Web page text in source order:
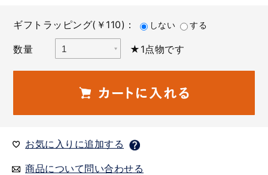
ギフトラッピング(￥110)： しない する
数量 ★1点物です
お気に入りに追加する
商品について問い合わせる